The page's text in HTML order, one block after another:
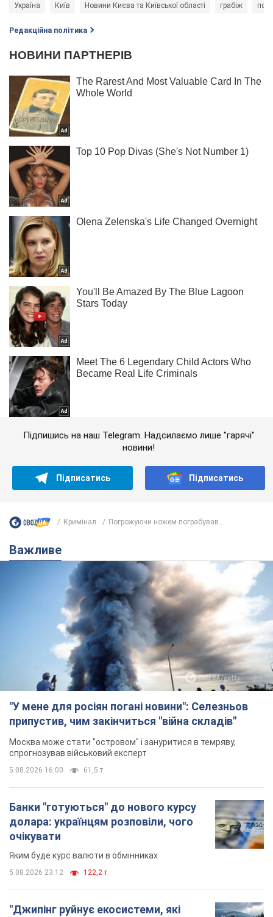
Україна Київ Новини Києва та Київської області грабіж
Редакційна політика
Підпишись на наш Telegram. Надсилаємо лише "гарячі"
новини!
Підписатись Підписатись
Кримінал Погрожуючи ножем пограбував...
Важливе
"У мене для росіян погані новини": Селезньов
припустив, чим закінчиться "війна складів"
Москва може стати "островом" і зануритися в темряву,
спрогнозував військовий експерт
5.08.2026 16:00 61,5 т.
Банки "готуються" до нового курсу
долара: українцям розповіли, чого
очікувати
Яким буде курс валюти в обмінниках
5.08.2026 23:12 122,2 т.
"Джипінг руйнує екосистеми, які